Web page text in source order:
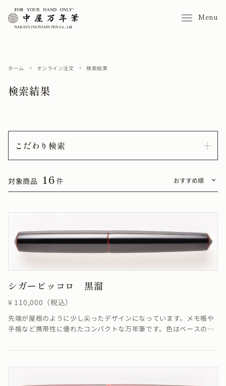
Menu
ホーム オンライン注文 検索結果
検索結果
こだわり検索
対象商品 16 件
シガーピッコロ 黒溜
¥ 110,000（税込）
先端が屋根のように少し尖ったデザインになっています。メモ帳や
手帳など携帯性に優れたコンパクトな万年筆です。色はベースの朱
いが融合し優雅ともいえる雰囲気を醸し出した仕上がりになってい